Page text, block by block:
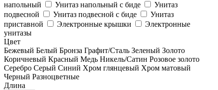
напольный
Унитаз напольный с биде
Унитаз
подвесной
Унитаз подвесной с биде
Унитаз
приставной
Электронные крышки
Электронные
унитазы
Цвет
Бежевый Белый Бронза Графит/Сталь Зеленый Золото
Коричневый Красный Медь Никель/Сатин Розовое золото
Серебро Серый Синий Хром глянцевый Хром матовый
Черный Разноцветные
Длина